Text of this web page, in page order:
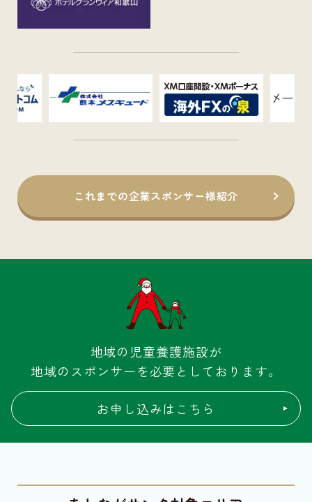
これまでの企業スポンサー様紹介
地域の児童養護施設が
地域のスポンサーを必要としております。
お申し込みはこちら